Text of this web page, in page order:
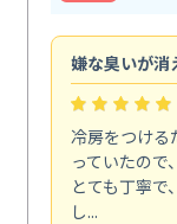
嫌な臭いが消
冷房をつける
っていたので
とても丁寧
し...